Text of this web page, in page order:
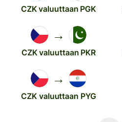
CZK valuuttaan PGK
→
CZK valuuttaan PKR
→
CZK valuuttaan PYG